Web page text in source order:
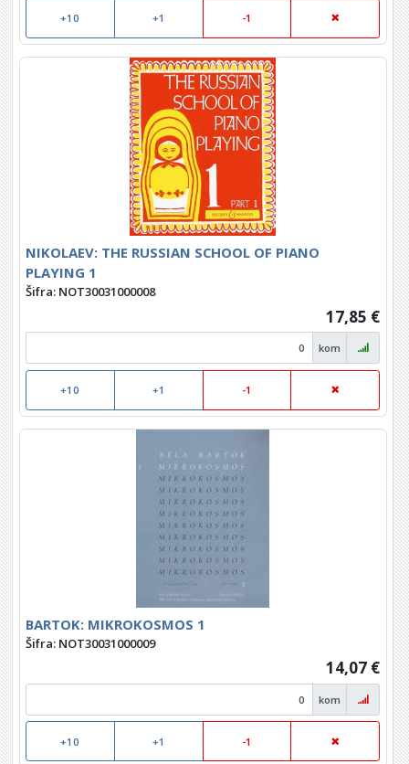
+10 +1 -1
NIKOLAEV: THE RUSSIAN SCHOOL OF PIANO
PLAYING 1
Šifra: NOT30031000008
17,85 €
kom
+10 +1 -1
BARTOK: MIKROKOSMOS 1
Šifra: NOT30031000009
14,07 €
kom
+10 +1 -1